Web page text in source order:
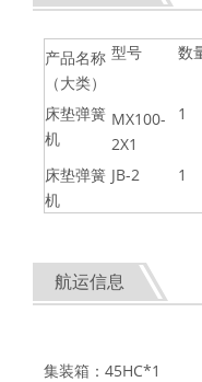
产品名称
（大类）
型号 数
床垫弹簧
机
MX100-
2X1
1
床垫弹簧
机
JB-2 1
航运信息
集装箱：45HC*1